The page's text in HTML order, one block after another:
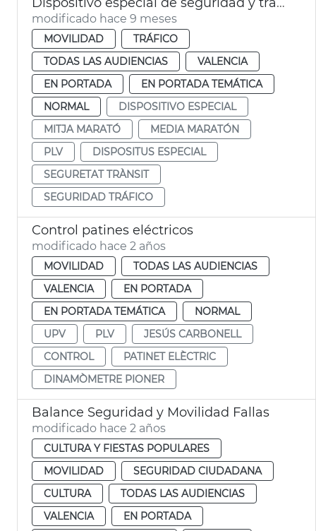
modificado hace 9 meses
MOVILIDAD
TRÁFICO
TODAS LAS AUDIENCIAS
VALENCIA
EN PORTADA
EN PORTADA TEMÁTICA
NORMAL
DISPOSITIVO ESPECIAL
MITJA MARATÓ
MEDIA MARATÓN
PLV
DISPOSITUS ESPECIAL
SEGURETAT TRÀNSIT
SEGURIDAD TRÁFICO
Control patines eléctricos
modificado hace 2 años
MOVILIDAD
TODAS LAS AUDIENCIAS
VALENCIA
EN PORTADA
EN PORTADA TEMÁTICA
NORMAL
UPV
PLV
JESÚS CARBONELL
CONTROL
PATINET ELÈCTRIC
DINAMÒMETRE PIONER
Balance Seguridad y Movilidad Fallas
modificado hace 2 años
CULTURA Y FIESTAS POPULARES
MOVILIDAD
SEGURIDAD CIUDADANA
CULTURA
TODAS LAS AUDIENCIAS
VALENCIA
EN PORTADA